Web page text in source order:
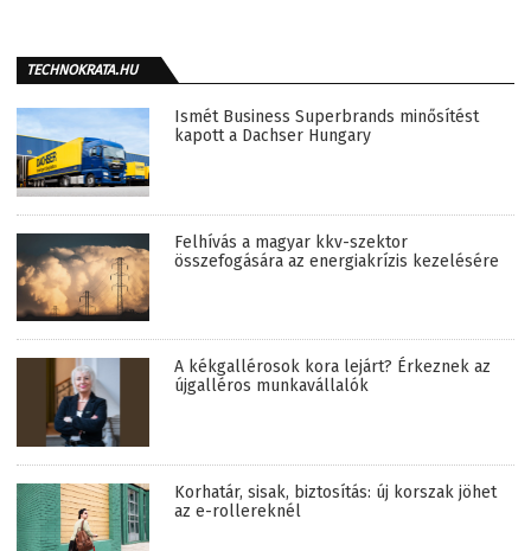
TECHNOKRATA.HU
Ismét Business Superbrands minősítést
kapott a Dachser Hungary
Felhívás a magyar kkv-szektor
összefogására az energiakrízis kezelésére
A kékgallérosok kora lejárt? Érkeznek az
újgalléros munkavállalók
Korhatár, sisak, biztosítás: új korszak jöhet
az e-rollereknél